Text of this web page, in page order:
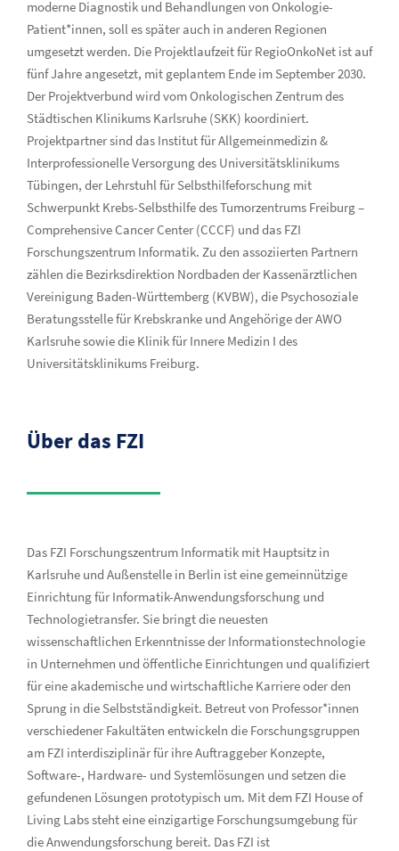
moderne Diagnostik und Behandlungen von Onkologie-
Patient*innen, soll es später auch in anderen Regionen
umgesetzt werden. Die Projektlaufzeit für RegioOnkoNet ist auf
fünf Jahre angesetzt, mit geplantem Ende im September 2030.
Der Projektverbund wird vom Onkologischen Zentrum des
Städtischen Klinikums Karlsruhe (SKK) koordiniert.
Projektpartner sind das Institut für Allgemeinmedizin &
Interprofessionelle Versorgung des Universitätsklinikums
Tübingen, der Lehrstuhl für Selbsthilfeforschung mit
Schwerpunkt Krebs-Selbsthilfe des Tumorzentrums Freiburg –
Comprehensive Cancer Center (CCCF) und das FZI
Forschungszentrum Informatik. Zu den assoziierten Partnern
zählen die Bezirksdirektion Nordbaden der Kassenärztlichen
Vereinigung Baden-Württemberg (KVBW), die Psychosoziale
Beratungsstelle für Krebskranke und Angehörige der AWO
Karlsruhe sowie die Klinik für Innere Medizin I des
Universitätsklinikums Freiburg.
Über das FZI
Das FZI Forschungszentrum Informatik mit Hauptsitz in
Karlsruhe und Außenstelle in Berlin ist eine gemeinnützige
Einrichtung für Informatik-Anwendungsforschung und
Technologietransfer. Sie bringt die neuesten
wissenschaftlichen Erkenntnisse der Informationstechnologie
in Unternehmen und öffentliche Einrichtungen und qualifiziert
für eine akademische und wirtschaftliche Karriere oder den
Sprung in die Selbstständigkeit. Betreut von Professor*innen
verschiedener Fakultäten entwickeln die Forschungsgruppen
am FZI interdisziplinär für ihre Auftraggeber Konzepte,
Software-, Hardware- und Systemlösungen und setzen die
gefundenen Lösungen prototypisch um. Mit dem FZI House of
Living Labs steht eine einzigartige Forschungsumgebung für
die Anwendungsforschung bereit. Das FZI ist